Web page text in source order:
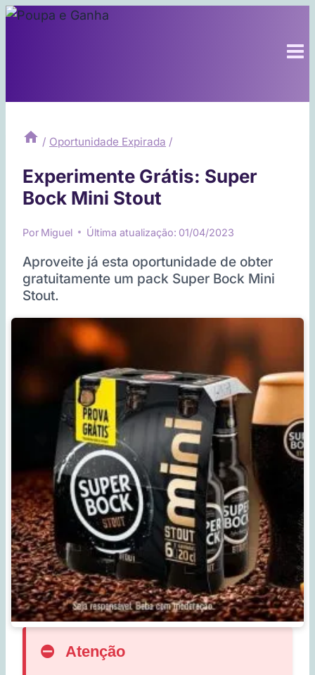
Pular
/ Oportunidade Expirada /
Experimente Grátis: Super
Bock Mini Stout
Por Miguel Última atualização: 01/04/2023
Aproveite já esta oportunidade de obter
gratuitamente um pack Super Bock Mini
Stout.
⛔ Atenção